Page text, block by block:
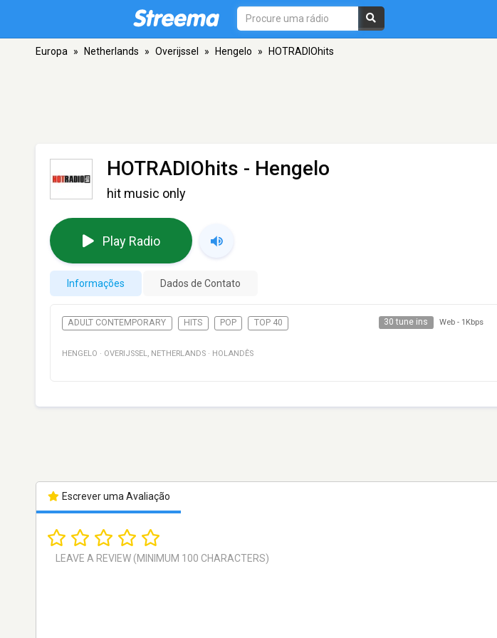
Europa » Netherlands » Overijssel » Hengelo » HOTRADIOhits
HOTRADIOhits - Hengelo
hit music only
Play Radio
Informações Dados de Contato
ADULT CONTEMPORARY HITS POP TOP 40 30 tune ins Web - 1Kbps
HENGELO · OVERIJSSEL, NETHERLANDS · HOLANDÊS
Escrever uma Avaliação